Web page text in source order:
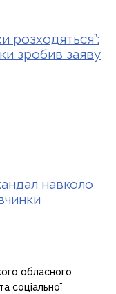
розходяться”:
зробив заяву
навколо
обласного
соціальної